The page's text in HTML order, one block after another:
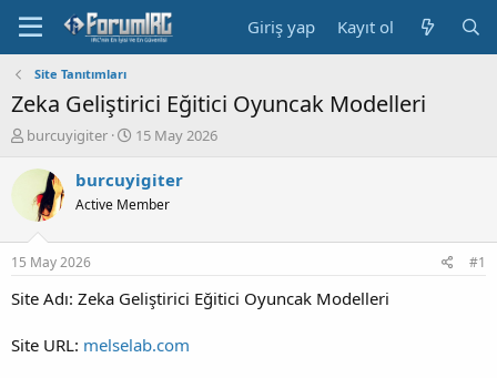
Giriş yap Kayıt ol
Site Tanıtımları
Zeka Geliştirici Eğitici Oyuncak Modelleri
K
n
b
u
u
b
a
a
burcuyigiter
B
ş
a
ç
r
15 May 2026
burcuyigiter
Active Member
15 May 2026 #1
Site Adı: Zeka Geliştirici Eğitici Oyuncak Modelleri
Site URL: melselab.com